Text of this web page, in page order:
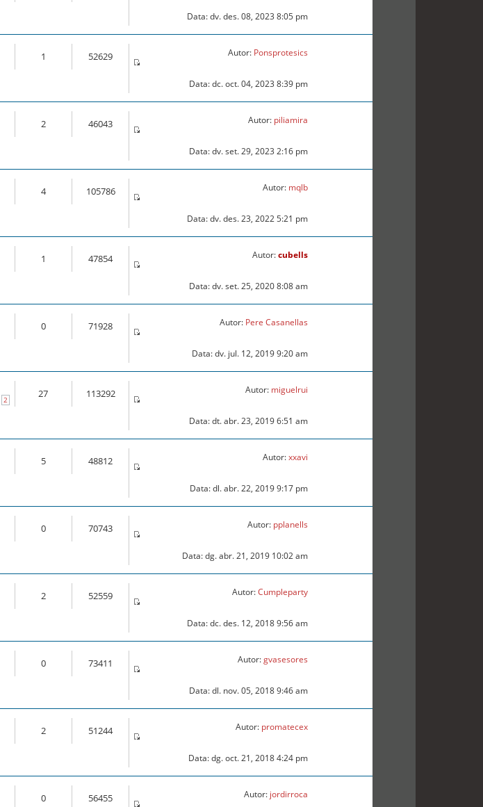
Data: dv. des. 08, 2023 8:05 pm
1 52629 Autor: Ponsprotesics
Data: dc. oct. 04, 2023 8:39 pm
2 46043 Autor: piliamira
Data: dv. set. 29, 2023 2:16 pm
4 105786 Autor: mqlb
Data: dv. des. 23, 2022 5:21 pm
1 47854 Autor:cubells
Data: dv. set. 25, 2020 8:08 am
0 71928 Autor: Pere Casanellas
Data: dv. jul. 12, 2019 9:20 am
2
27 113292 Autor: miguelrui
Data: dt. abr. 23, 2019 6:51 am
5 48812 Autor:xxavi
Data: dl. abr. 22, 2019 9:17 pm
0 70743 Autor: pplanells
Data: dg. abr. 21, 2019 10:02 am
2 52559 Autor:Cumpleparty
Data: dc. des. 12, 2018 9:56 am
0 73411 Autor:gvasesores
Data: dl. nov. 05, 2018 9:46 am
2 51244 Autor: promatecex
Data: dg. oct. 21, 2018 4:24 pm
0 56455 Autor: jordirroca